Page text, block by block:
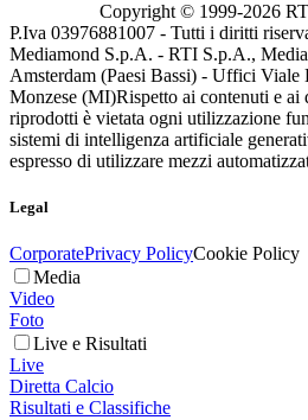
Copyright © 1999-2026
P.Iva 03976881007 - Tutti i diritti
Mediamond S.p.A. - RTI S.p.A.,
Amsterdam (Paesi Bassi) - Uffici
Monzese (MI)Rispetto ai contenuti e ai
riprodotti è vietata ogni utilizzazione
sistemi di intelligenza artificiale
espresso di utilizzare mezzi
Legal
CorporatePrivacy PolicyCookie Policy
Media
Video
Foto
Live e Risultati
Live
Diretta Calcio
Risultati e Classifiche